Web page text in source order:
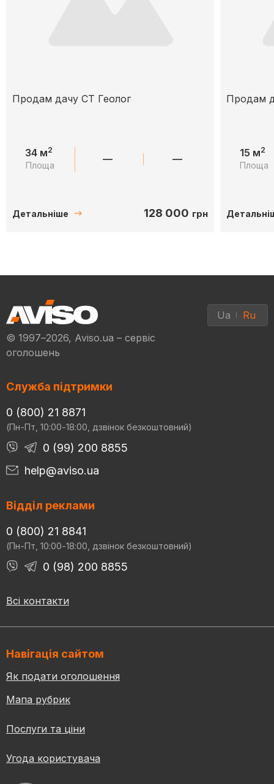
Продам дачу СТ Геолог
34 м2
Площа — —
Детальніше 128 000 грн
Продам
15 м2
Площа
© 1997–2026, Aviso.ua – сервіс
оголошень
Ua Ru
Служба підтримки
0 (800) 21 8871
(Пн-Пт, 10:00-18:00, дзвінок безкоштовний)
0 (99) 200 8855
help@aviso.ua
Відділ реклами
0 (800) 21 8841
(Пн-Пт, 10:00-18:00, дзвінок безкоштовний)
0 (98) 200 8855
Всі контакти
Навігація сайтом
Як подати оголошення
Мапа рубрик
Послуги та ціни
Угода користувача